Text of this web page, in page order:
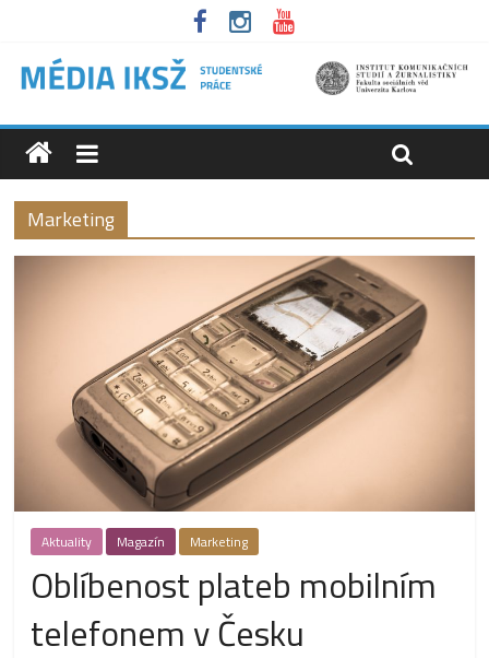
Marketing
Aktuality Magazín Marketing
Oblíbenost plateb mobilním
telefonem v Česku